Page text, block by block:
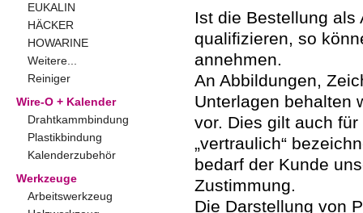
EUKALIN
HÄCKER
HOWARINE
Weitere...
Reiniger
Wire-O + Kalender
Drahtkammbindung
Plastikbindung
Kalenderzubehör
Werkzeuge
Arbeitswerkzeug
Ist die Bestellung als
qualifizieren, so
annehmen.
An Abbildungen,
Unterlagen behalten
vor. Dies gilt auch
„vertraulich“
bedarf der Kunde
Zustimmung.
Die Darstellung von